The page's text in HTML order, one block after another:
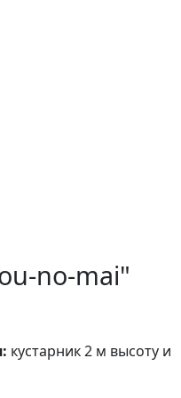
no-mai"
кустарник 2 м высоту и